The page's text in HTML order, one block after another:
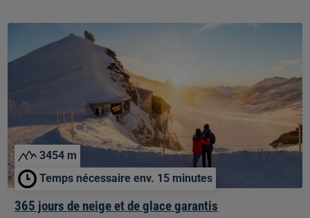
365
de
glace
3454 m
Temps nécessaire env. 15 minutes
365 jours de neige et de glace garantis